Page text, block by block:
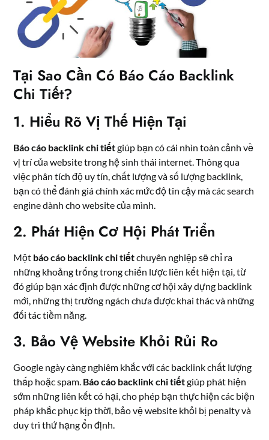
Tại Sao Cần Có Báo Cáo Backlink
Chi Tiết?
1. Hiểu Rõ Vị Thế Hiện Tại
Báo cáo backlink chi tiếtgiúp bạn có cái nhìn toàn cảnh về
vị trí của website trong hệ sinh thái internet. Thông qua
việc phân tích độ uy tín, chất lượng và số lượng backlink,
bạn có thể đánh giá chính xác mức độ tin cậy mà các search
engine dành cho website của mình.
2. Phát Hiện Cơ Hội Phát Triển
Một báo cáo backlink chi tiếtchuyên nghiệp sẽ chỉ ra
những khoảng trống trong chiến lược liên kết hiện tại, từ
đó giúp bạn xác định được những cơ hội xây dựng backlink
mới, những thị trường ngách chưa được khai thác và những
đối tác tiềm năng.
3. Bảo Vệ Website Khỏi Rủi Ro
Google ngày càng nghiêm khắc với các backlink chất lượng
thấp hoặc spam. Báo cáo backlink chi tiếtgiúp phát hiện
sớm những liên kết có hại, cho phép bạn thực hiện các biện
pháp khắc phục kịp thời, bảo vệ website khỏi bị penalty và
duy trì thứ hạng ổn định.